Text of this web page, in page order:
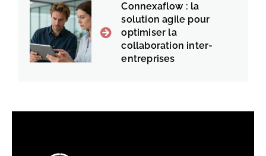
Connexaflow : la
solution agile pour
optimiser la
collaboration inter-
entreprises